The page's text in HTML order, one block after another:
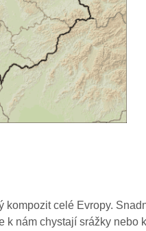
kompozit celé Evropy.
k nám chystají srážky nebo